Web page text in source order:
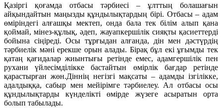
Қазіргі қоғамда отбасы тәрбиесі – ұлттың болашағын
айқындайтын маңызды құндылықтардың бірі. Отбасы – адам
өміріндегі алғашқы мектеп, онда бала тек білім алып қана
қоймай, мінез-құлық, әдеп, жауапкершілік сияқты қасиеттерді
бойына сіңіреді. Осы тұрғыдан алғанда, дін мен дәстүрдің
тәрбиелік мәні ерекше орын алады. Бірақ бұл екі ұғымды тек
қатаң қағидалар жиынтығы ретінде емес, адамгершілік пен
рухани үйлесімділікке бастайтын өмірлік бағдар ретінде
қарастырған жөн.Діннің негізгі мақсаты – адамды ізгілікке,
адалдыққа, сабыр мен мейірімге тәрбиелеу. Ал отбасы осы
құндылықтарды күнделікті өмірде жүзеге асыратын орта
болып табылады.